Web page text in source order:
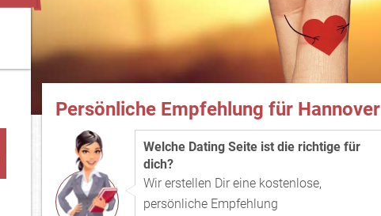
Persönliche Empfehlung für Hannover
Welche Dating Seite ist die richtige für
dich?
Wir erstellen Dir eine kostenlose,
persönliche Empfehlung